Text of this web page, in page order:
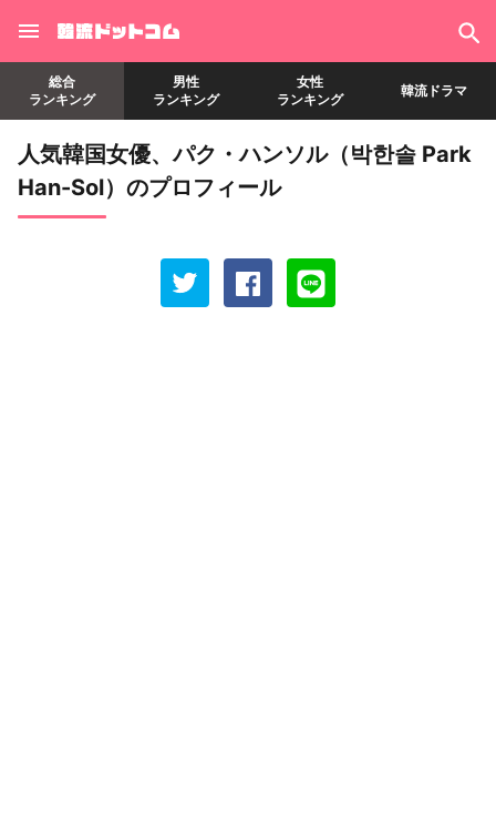
総合
ランキング
男性
ランキング
女性
ランキング
韓流ドラマ
人気韓国女優、パク・ハンソル（박한솔 Park
Han-Sol）のプロフィール